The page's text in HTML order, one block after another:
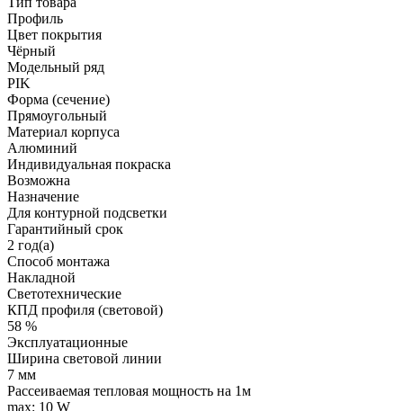
Профиль
Цвет покрытия
Чёрный
Модельный ряд
PIK
Форма (сечение)
Прямоугольный
Материал корпуса
Алюминий
Индивидуальная покраска
Возможна
Назначение
Для контурной подсветки
Гарантийный срок
2 год(а)
Способ монтажа
Накладной
Светотехнические
КПД профиля (cветовой)
58 %
Эксплуатационные
Ширина световой линии
7 мм
Рассеиваемая тепловая мощность на 1м
max: 10 W